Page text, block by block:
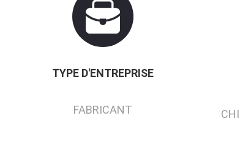
TYPE D'ENTREPRISE
FABRICANT